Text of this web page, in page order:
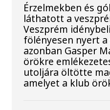
Érzelmekben és
láthatott a
Veszprém
fölényesen nyert a
azonban Gasper
örökre
utoljára öltötte
amelyet a klub